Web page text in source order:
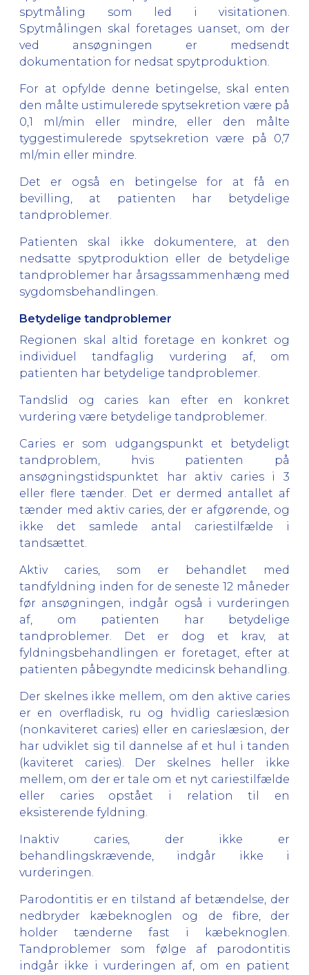
spytmåling som led i visitationen.
Spytmålingen skal foretages uanset, om der
ved ansøgningen er medsendt
dokumentation for nedsat spytproduktion.
For at opfylde denne betingelse, skal enten
den målte ustimulerede spytsekretion være på
0,1 ml/min eller mindre, eller den målte
tyggestimulerede spytsekretion være på 0,7
ml/min eller mindre.
Det er også en betingelse for at få en
bevilling, at patienten har betydelige
tandproblemer.
Patienten skal ikke dokumentere, at den
nedsatte spytproduktion eller de betydelige
tandproblemer har årsagssammenhæng med
sygdomsbehandlingen.
Betydelige tandproblemer
Regionen skal altid foretage en konkret og
individuel tandfaglig vurdering af, om
patienten har betydelige tandproblemer.
Tandslid og caries kan efter en konkret
vurdering være betydelige tandproblemer.
Caries er som udgangspunkt et betydeligt
tandproblem, hvis patienten på
ansøgningstidspunktet har aktiv caries i 3
eller flere tænder. Det er dermed antallet af
tænder med aktiv caries, der er afgørende, og
ikke det samlede antal cariestilfælde i
tandsættet.
Aktiv caries, som er behandlet med
tandfyldning inden for de seneste 12 måneder
før ansøgningen, indgår også i vurderingen
af, om patienten har betydelige
tandproblemer. Det er dog et krav, at
fyldningsbehandlingen er foretaget, efter at
patienten påbegyndte medicinsk behandling.
Der skelnes ikke mellem, om den aktive caries
er en overfladisk, ru og hvidlig carieslæsion
(nonkaviteret caries) eller en carieslæsion, der
har udviklet sig til dannelse af et hul i tanden
(kaviteret caries). Der skelnes heller ikke
mellem, om der er tale om et nyt cariestilfælde
eller caries opstået i relation til en
eksisterende fyldning.
Inaktiv caries, der ikke er
behandlingskrævende, indgår ikke i
vurderingen.
Parodontitis er en tilstand af betændelse, der
nedbryder kæbeknoglen og de fibre, der
holder tænderne fast i kæbeknoglen.
Tandproblemer som følge af parodontitis
indgår ikke i vurderingen af, om en patient